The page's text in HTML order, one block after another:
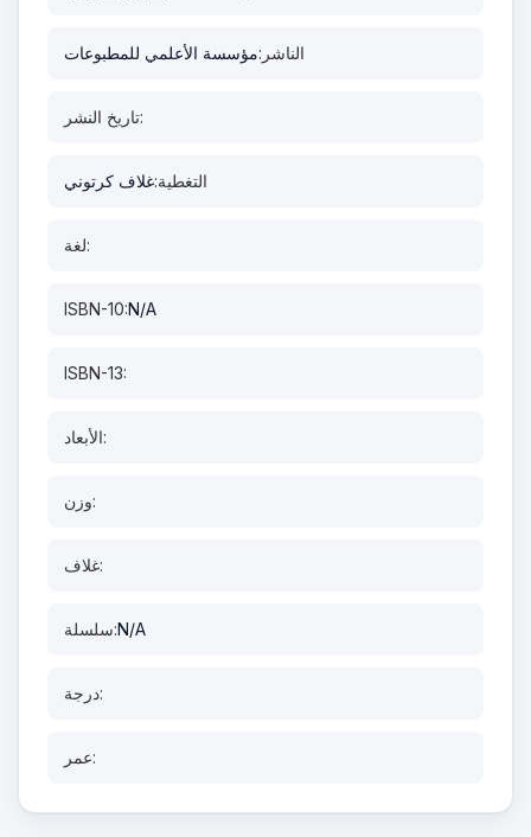
الناشر:مؤسسة الأعلمي للمطبوعات
تاريخ النشر:
التغطية:غلاف كرتوني
لغة:
ISBN-10:N/A
ISBN-13:
الأبعاد:
وزن:
غلاف:
سلسلة:N/A
درجة:
عمر: